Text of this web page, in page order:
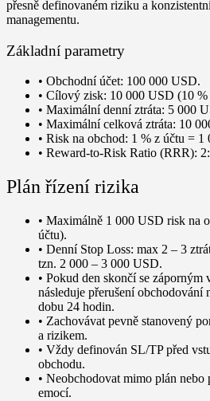
přesně definovaném riziku a
managementu.
Základní parametry
• Obchodní účet: 100 000 USD.
• Cílový zisk: 10 000 USD (10 %
• Maximální denní ztráta: 5 000
• Maximální celková ztráta: 10
• Risk na obchod: 1 % z účtu = 1
• Reward-to-Risk Ratio (RRR):
Plán řízení rizika
• Maximálně 1 000 USD risk na
účtu).
• Denní Stop Loss: max 2 – 3
tzn. 2 000 – 3 000 USD.
• Pokud den skončí se záporným
následuje přerušení obchodování
dobu 24 hodin.
• Zachovávat pevně stanovený
a rizikem.
• Vždy definován SL/TP před
obchodu.
• Neobchodovat mimo plán nebo
emocí.